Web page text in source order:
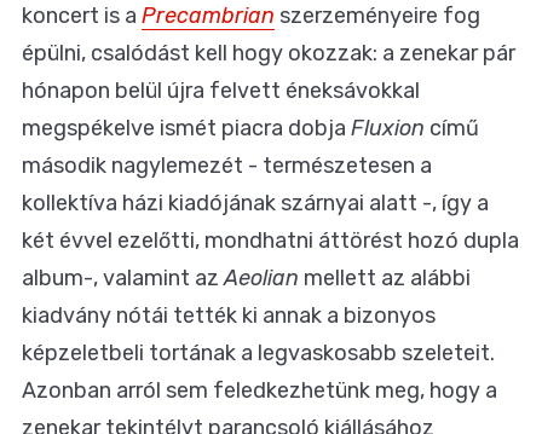
koncert is a Precambrian szerzeményeire fog
épülni, csalódást kell hogy okozzak: a zenekar pár
hónapon belül újra felvett éneksávokkal
megspékelve ismét piacra dobja Fluxion című
második nagylemezét - természetesen a
kollektíva házi kiadójának szárnyai alatt -, így a
két évvel ezelőtti, mondhatni áttörést hozó dupla
album-, valamint azAeolian mellett az alábbi
kiadvány nótái tették ki annak a bizonyos
képzeletbeli tortának a legvaskosabb szeleteit.
Azonban arról sem feledkezhetünk meg, hogy a
zenekar tekintélyt parancsoló kiállásához